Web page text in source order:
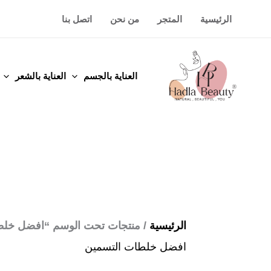
الرئيسية المتجر من نحن اتصل بنا
العناية بالجسم العناية بالشعر
الرئيسية / منتجات تحت الوسم “افضل
افضل خلطات التسمين